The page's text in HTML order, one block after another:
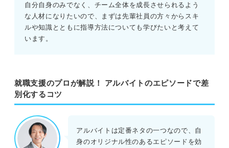
自分自身のみでなく、チーム全体を成長させられるよう
な人材になりたいので、まずは先輩社員の方々からスキ
ルや知識とともに指導方法についても学びたいと考えて
います。
就職支援のプロが解説！ アルバイトのエピソードで差
別化するコツ
アルバイトは定番ネタの一つなので、自
身のオリジナル性のあるエピソードを効